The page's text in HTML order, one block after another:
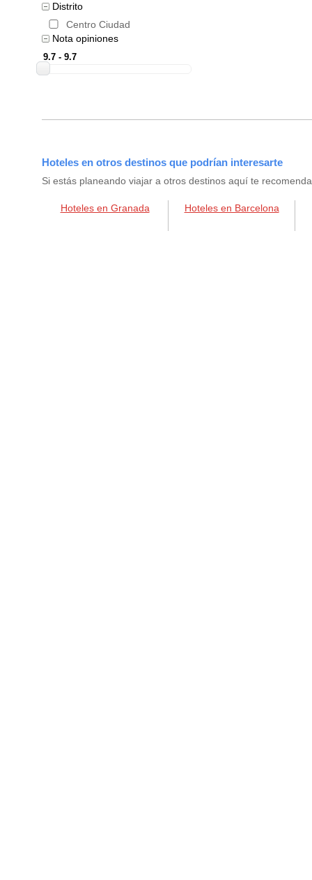
Distrito
Centro Ciudad
Nota opiniones
Hoteles en otros destinos que podrían interesarte
Si estás planeando viajar a otros destinos aquí te
Hoteles en Granada Hoteles en Barcelona